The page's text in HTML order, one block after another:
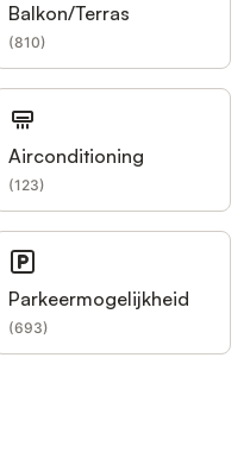
Balkon/Terras
(810)
Airconditioning
(123)
Parkeermogelijkheid
(693)